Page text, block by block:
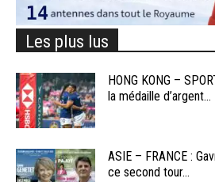
Les plus lus
HONG KONG –
la médaille d’argent...
ASIE – FRANCE :
ce second tour...